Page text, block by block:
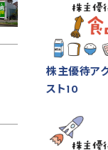
株主優待ア
スト10